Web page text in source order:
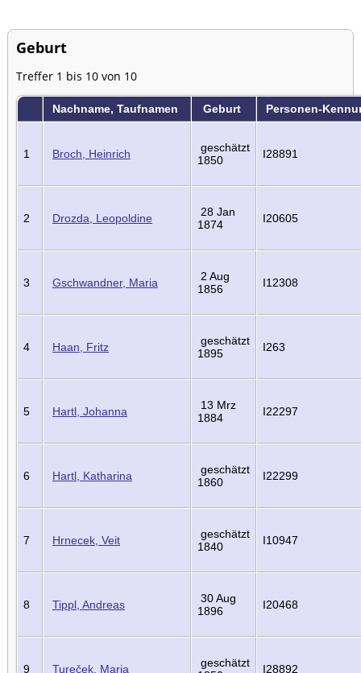
Geburt
Treffer 1 bis 10 von 10
Nachname, Taufnamen Geburt Personen-
1 Broch, Heinrich
geschätzt
1850
I28891
2 Drozda, Leopoldine
28 Jan
1874
I20605
3 Gschwandner, Maria
2 Aug
1856
I12308
4 Haan, Fritz
geschätzt
1895
I263
5 Hartl, Johanna
13 Mrz
1884
I22297
6 Hartl, Katharina
geschätzt
1860
I22299
7 Hrnecek, Veit
geschätzt
1840
I10947
8 Tippl, Andreas
30 Aug
1896
I20468
9 Tureček, Maria
geschätzt
I28892